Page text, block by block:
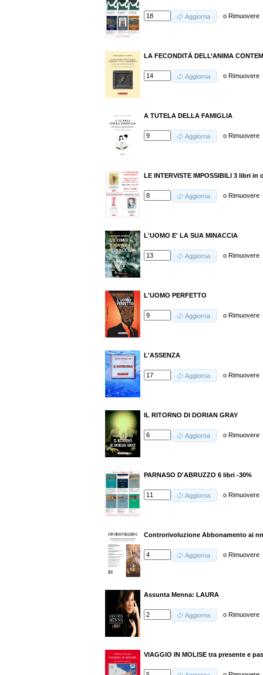
Aggiorna oRimuovere
LA FECONDITÀ DELL’ANIMA
Aggiorna oRimuovere
A TUTELA DELLA FAMIGLIA
Aggiorna oRimuovere
LE INTERVISTE IMPOSSIBILI 3 libri in
Aggiorna oRimuovere
L'UOMO E' LA SUA MINACCIA
Aggiorna oRimuovere
L'UOMO PERFETTO
Aggiorna oRimuovere
L'ASSENZA
Aggiorna oRimuovere
IL RITORNO DI DORIAN GRAY
Aggiorna oRimuovere
PARNASO D'ABRUZZO 6 libri -30%
Aggiorna oRimuovere
Controrivoluzione Abbonamento ai
Aggiorna oRimuovere
Assunta Menna: LAURA
Aggiorna oRimuovere
VIAGGIO IN MOLISE tra presente e